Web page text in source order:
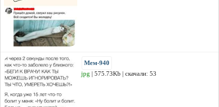
Мем-940
jpg | 575.73Kb | скачали: 53